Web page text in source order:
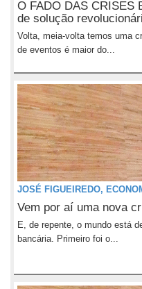
O FADO DAS CRISES
de solução
Volta, meia-volta temos uma
de eventos é maior do...
JOSÉ FIGUEIREDO,
Vem por aí uma nova
E, de repente, o mundo está
bancária. Primeiro foi o...